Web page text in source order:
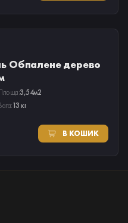
Обпалене дерево
3,54м2
13 кг
В КОШИК